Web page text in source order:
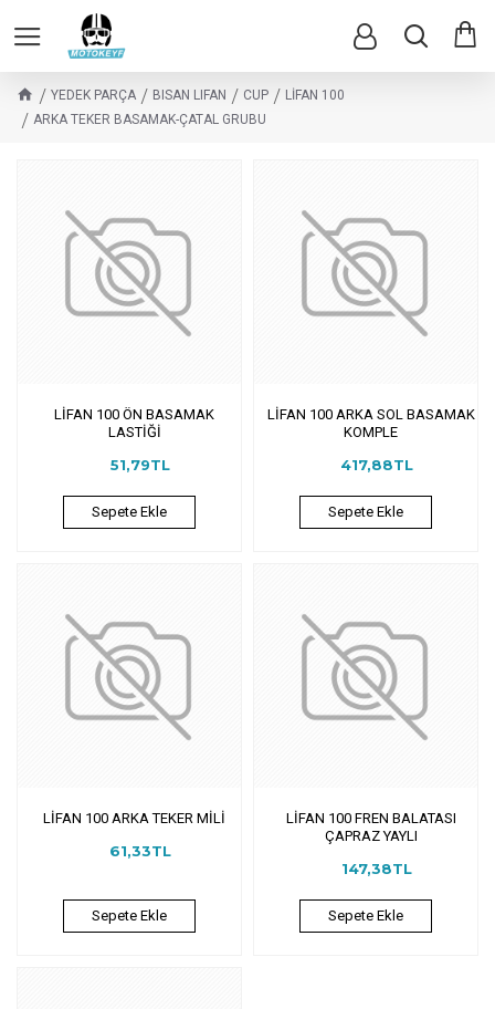
YEDEK PARÇA BISAN LIFAN CUP
LİFAN 100
ARKA TEKER BASAMAK-ÇATAL GRUBU
LİFAN 100 ÖN BASAMAK
LASTİĞİ
51,79TL
Sepete Ekle
LİFAN 100 ARKA SOL BASAMAK
KOMPLE
417,88TL
Sepete Ekle
LİFAN 100 ARKA TEKER MİLİ
61,33TL
Sepete Ekle
LİFAN 100 FREN BALATASI
ÇAPRAZ YAYLI
147,38TL
Sepete Ekle